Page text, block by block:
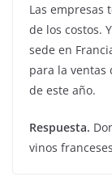
Las empresas
de los costos.
sede en
para la ventas
de este año.
Respuesta.
vinos